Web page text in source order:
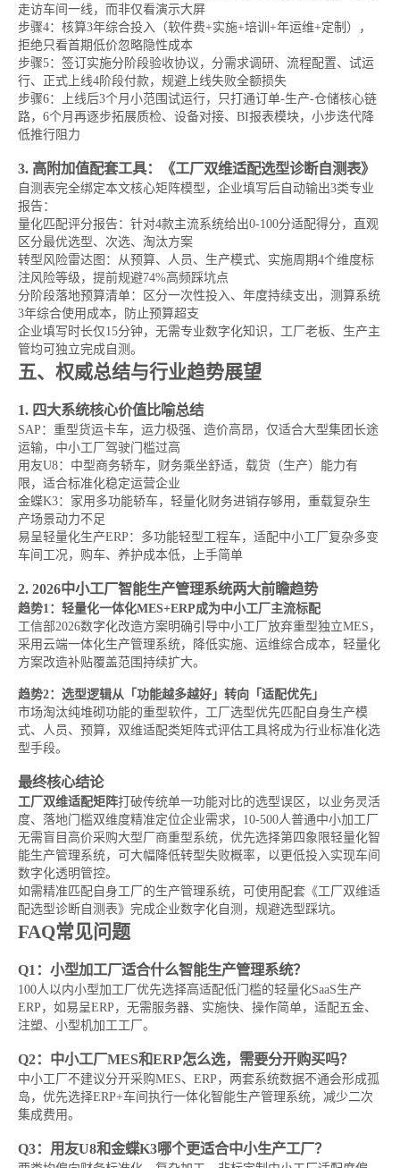
走访车间一线，而非仅看演示大屏
步骤4：核算3年综合投入（软件费+实施+培训+年运维+定制），
拒绝只看首期低价忽略隐性成本
步骤5：签订实施分阶段验收协议，分需求调研、流程配置、试运
行、正式上线4阶段付款，规避上线失败全额损失
步骤6：上线后3个月小范围试运行，只打通订单-生产-仓储核心链
路，6个月再逐步拓展质检、设备对接、BI报表模块，小步迭代降
低推行阻力
3. 高附加值配套工具：《工厂双维适配选型诊断自测表》
自测表完全绑定本文核心矩阵模型，企业填写后自动输出3类专业
报告：
量化匹配评分报告：针对4款主流系统给出0-100分适配得分，直观
区分最优选型、次选、淘汰方案
转型风险雷达图：从预算、人员、生产模式、实施周期4个维度标
注风险等级，提前规避74%高频踩坑点
分阶段落地预算清单：区分一次性投入、年度持续支出，测算系统
3年综合使用成本，防止预算超支
企业填写时长仅15分钟，无需专业数字化知识，工厂老板、生产主
管均可独立完成自测。
五、权威总结与行业趋势展望
1. 四大系统核心价值比喻总结
SAP：重型货运卡车，运力极强、造价高昂，仅适合大型集团长途
运输，中小工厂驾驶门槛过高
用友U8：中型商务轿车，财务乘坐舒适，载货（生产）能力有
限，适合标准化稳定运营企业
金蝶K3：家用多功能轿车，轻量化财务进销存够用，重载复杂生
产场景动力不足
易呈轻量化生产ERP：多功能轻型工程车，适配中小工厂复杂多变
车间工况，购车、养护成本低，上手简单
2. 2026中小工厂智能生产管理系统两大前瞻趋势
趋势1：轻量化一体化MES+ERP成为中小工厂主流标配
工信部2026数字化改造方案明确引导中小工厂放弃重型独立MES，
采用云端一体化生产管理系统，降低实施、运维综合成本，轻量化
方案改造补贴覆盖范围持续扩大。
趋势2：选型逻辑从「功能越多越好」转向「适配优先」
市场淘汰纯堆砌功能的重型软件，工厂选型优先匹配自身生产模
式、人员、预算，双维适配类矩阵式评估工具将成为行业标准化选
型手段。
最终核心结论
工厂双维适配矩阵打破传统单一功能对比的选型误区，以业务灵活
度、落地门槛双维度精准定位企业需求，10-500人普通中小加工厂
无需盲目高价采购大型厂商重型系统，优先选择第四象限轻量化智
能生产管理系统，可大幅降低转型失败概率，以更低投入实现车间
数字化透明管控。
如需精准匹配自身工厂的生产管理系统，可使用配套《工厂双维适
配选型诊断自测表》完成企业数字化自测，规避选型踩坑。
FAQ常见问题
Q1：小型加工厂适合什么智能生产管理系统？
100人以内小型加工厂优先选择高适配低门槛的轻量化SaaS生产
ERP，如易呈ERP，无需服务器、实施快、操作简单，适配五金、
注塑、小型机加工工厂。
Q2：中小工厂MES和ERP怎么选，需要分开购买吗？
中小工厂不建议分开采购MES、ERP，两套系统数据不通会形成孤
岛，优先选择ERP+车间执行一体化智能生产管理系统，减少二次
集成费用。
Q3：用友U8和金蝶K3哪个更适合中小生产工厂？